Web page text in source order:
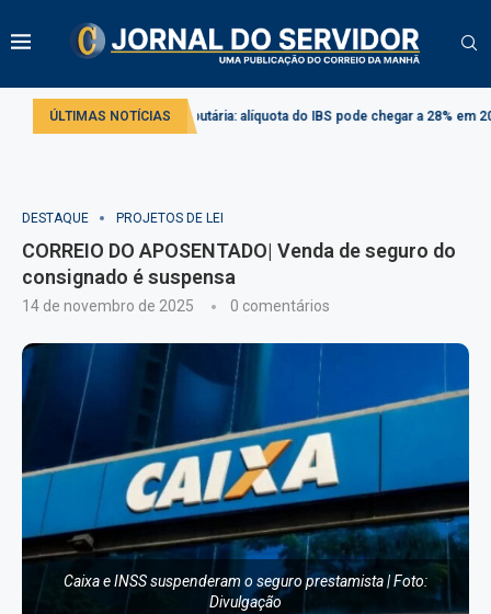
ÚLTIMAS NOTÍCIAS
Reforma tributária: alíquota do IBS pode chegar a 28% em 2033 Projeto
DESTAQUE PROJETOS DE LEI
CORREIO DO APOSENTADO| Venda de seguro do
consignado é suspensa
14 de novembro de 2025 0 comentários
Caixa e INSS suspenderam o seguro prestamista | Foto:
Divulgação